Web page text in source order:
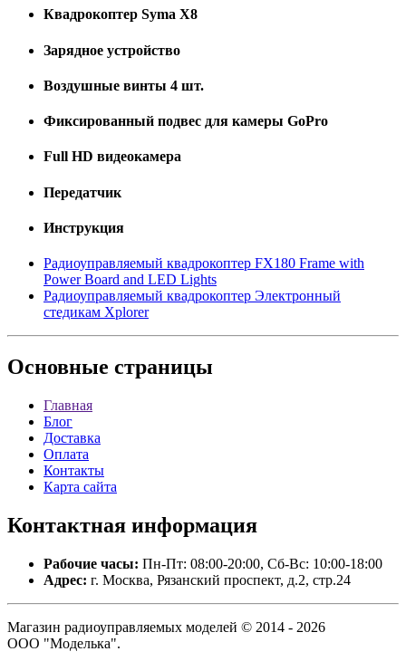
Квадрокоптер Syma X8
Зарядное устройство
Воздушные винты 4 шт.
Фиксированный подвес для камеры GoPro
Full HD видеокамера
Передатчик
Инструкция
Радиоуправляемый квадрокоптер FX180 Frame with
Power Board and LED Lights
Радиоуправляемый квадрокоптер Электронный
стедикам Xplorer
Основные страницы
Главная
Блог
Доставка
Оплата
Контакты
Карта сайта
Контактная информация
Рабочие часы: Пн-Пт: 08:00-20:00, Сб-Вс: 10:00-18:00
Адрес: г. Москва, Рязанский проспект, д.2, стр.24
Магазин радиоуправляемых моделей © 2014 - 2026
ООО "Моделька".